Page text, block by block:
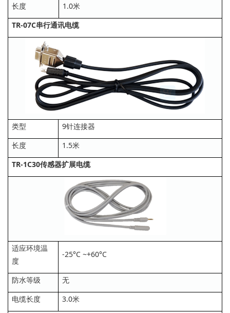
长度
1.0米
TR-07C串行通讯电缆
类型
9针连接器
长度
1.5米
TR-1C30传感器扩展电缆
适应环境温
度
-25°C ~+60°C
防水等级
无
电缆长度
3.0米